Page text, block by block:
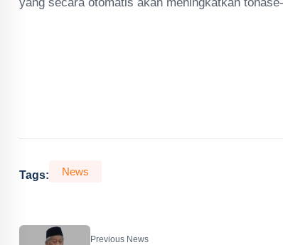
Tags: News
Previous News